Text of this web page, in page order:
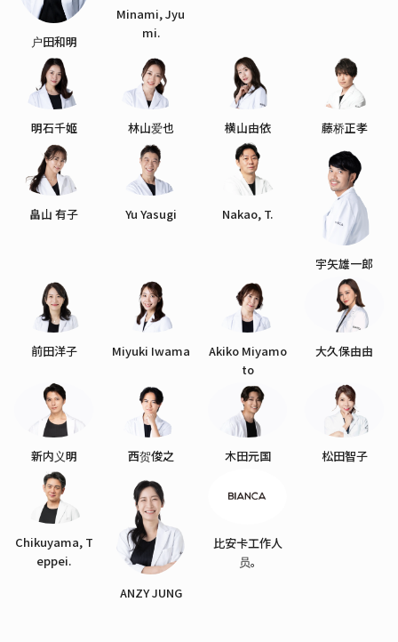
户田和明
Minami, Jyu
mi.
明石千姬 林山爱也 横山由依 藤桥正孝
畠山 有子 Yu Yasugi Nakao, T.
宇矢雄一郎
前田洋子 Miyuki Iwama
Akiko Miyamo
to
大久保由由
新内义明 西贺俊之 木田元国 松田智子
Chikuyama, T
eppei.
ANZY JUNG
比安卡工作人
员。